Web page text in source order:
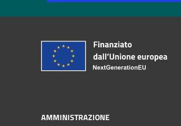
AMMINISTRAZIONE